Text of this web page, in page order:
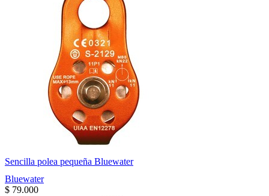
Sencilla polea pequeña Bluewater
Bluewater
$ 79.000